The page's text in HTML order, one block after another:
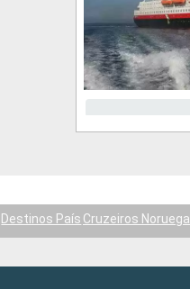
Destinos País Cruzeiros Noruega